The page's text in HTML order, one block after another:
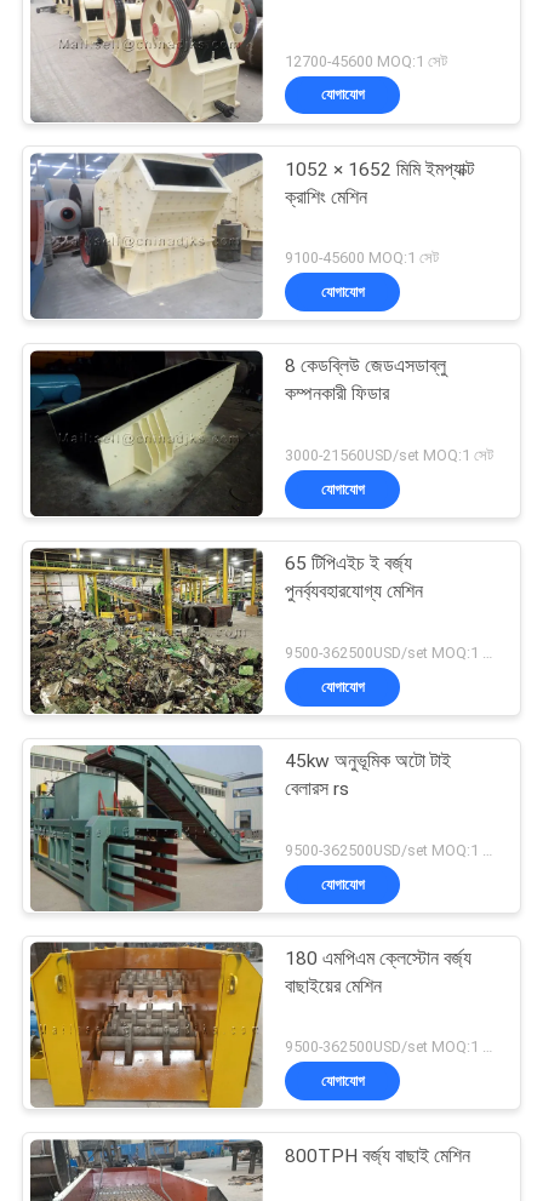
12700-45600 MOQ:1 সেট
যোগাযোগ
1052 × 1652 মিমি ইমপ্যাক্ট
ক্রাশিং মেশিন
9100-45600 MOQ:1 সেট
যোগাযোগ
8 কেডব্লিউ জেডএসডাব্লু
কম্পনকারী ফিডার
3000-21560USD/set MOQ:1 সেট
যোগাযোগ
65 টিপিএইচ ই বর্জ্য
পুনর্ব্যবহারযোগ্য মেশিন
যোগাযোগ
45kw অনুভূমিক অটো টাই
বেলারস rs
যোগাযোগ
180 এমপিএম ক্লেস্টোন বর্জ্য
বাছাইয়ের মেশিন
9500-362500USD/set MOQ:1 সেট
যোগাযোগ
800TPH বর্জ্য বাছাই মেশিন